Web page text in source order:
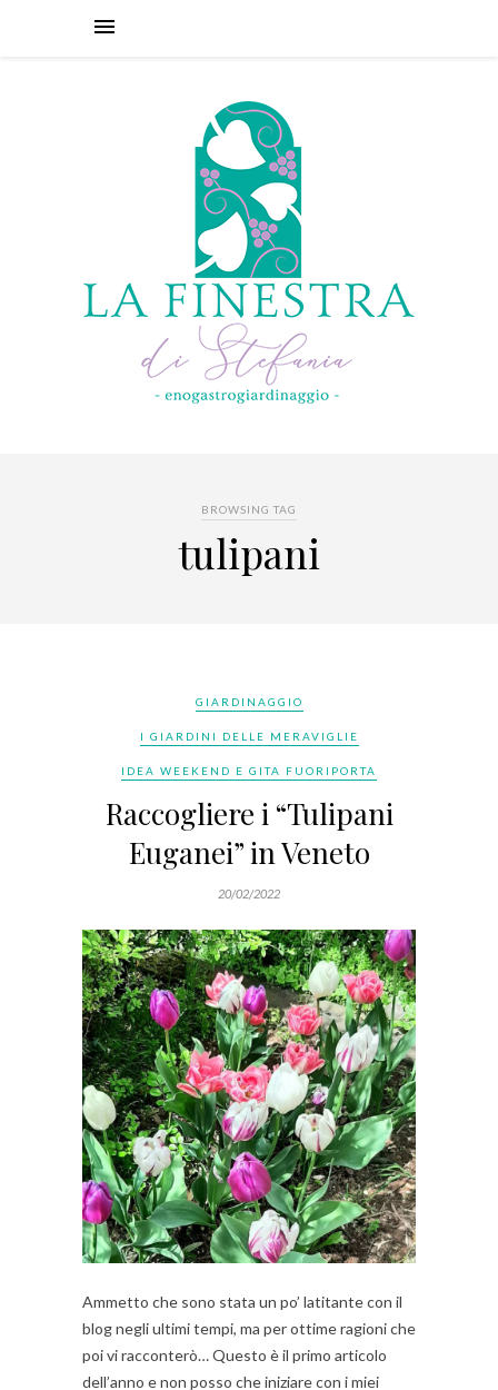
BROWSING TAG
tulipani
GIARDINAGGIO
I GIARDINI DELLE MERAVIGLIE
IDEA WEEKEND E GITA FUORIPORTA
Raccogliere i “Tulipani
Euganei” in Veneto
20/02/2022
Ammetto che sono stata un po’ latitante con il
blog negli ultimi tempi, ma per ottime ragioni che
poi vi racconterò… Questo è il primo articolo
dell’anno e non posso che iniziare con i miei